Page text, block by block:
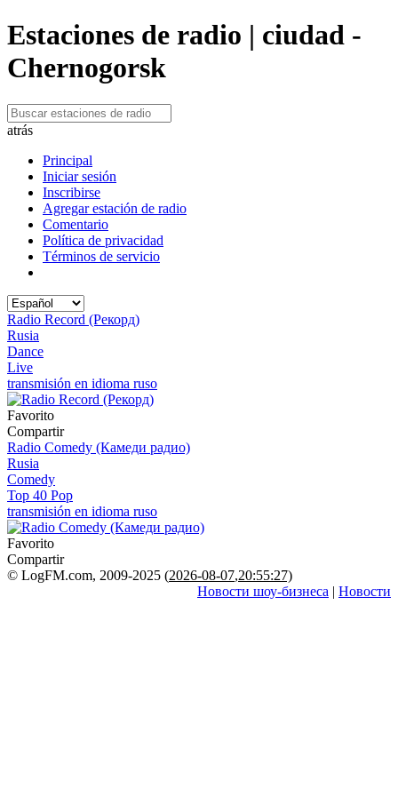
Estaciones de radio | ciudad -
Chernogorsk
atrás
Principal
Iniciar sesión
Inscribirse
Agregar estación de radio
Comentario
Política de privacidad
Términos de servicio
Radio Record (Рекорд)
Rusia
Dance
Live
transmisión en idioma ruso
Favorito
Compartir
Radio Comedy (Камеди радио)
Rusia
Comedy
Top 40 Pop
transmisión en idioma ruso
Favorito
Compartir
© LogFM.com, 2009-2025 (2026-08-07,20:55:27)
Новости шоу-бизнеса | Новости